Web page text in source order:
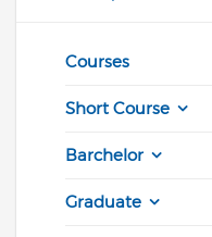
Courses
Short Course
Barchelor
Graduate